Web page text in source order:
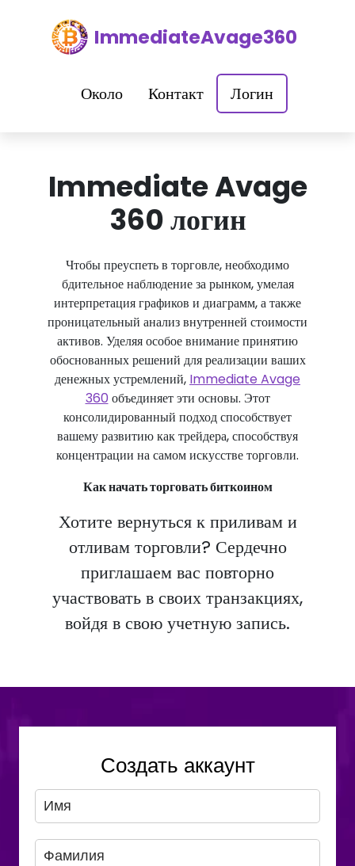
ImmediateAvage360
Около Контакт Логин
Immediate Avage
360 логин
Чтобы преуспеть в торговле, необходимо
бдительное наблюдение за рынком, умелая
интерпретация графиков и диаграмм, а также
проницательный анализ внутренней стоимости
активов. Уделяя особое внимание принятию
обоснованных решений для реализации ваших
денежных устремлений, Immediate Avage
360 объединяет эти основы. Этот
консолидированный подход способствует
вашему развитию как трейдера, способствуя
концентрации на самом искусстве торговли.
Как начать торговать биткоином
Хотите вернуться к приливам и
отливам торговли? Сердечно
приглашаем вас повторно
участвовать в своих транзакциях,
войдя в свою учетную запись.